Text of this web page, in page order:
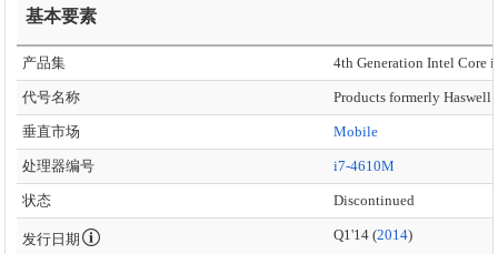
基本要素
产品集 4th Generation Intel Core
代号名称 Products formerly Haswell
垂直市场 Mobile
处理器编号 i7-4610M
状态 Discontinued
发行日期 Q1'14 (2014)